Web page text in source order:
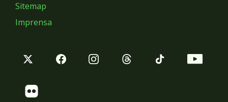
Sitemap
Imprensa